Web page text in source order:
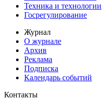
Техника и технологии
Госрегулирование
Журнал
О журнале
Архив
Реклама
Подписка
Календарь событий
Контакты